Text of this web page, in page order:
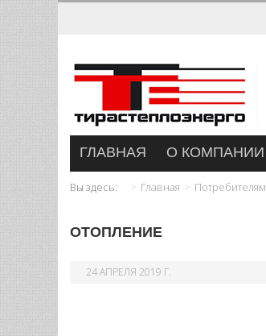
ГЛАВНАЯ О КОМПАНИИ
Вы здесь: Главная Потребителям
ОТОПЛЕНИЕ
24 АПРЕЛЯ 2019 Г.